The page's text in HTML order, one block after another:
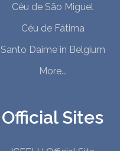
Céu de São Miguel
Céu de Fátima
Santo Daime in Belgium
More...
Official Sites